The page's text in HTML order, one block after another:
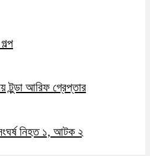
টুন্ডা আরিফ গ্রেপ্তার
নিহত ১, আটক ২